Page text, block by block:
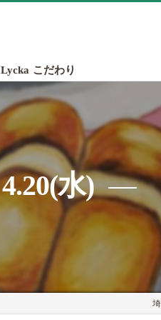
Lycka こだわり
4.20(水)